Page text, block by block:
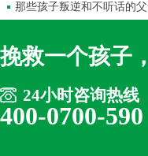
那些孩子叛逆和不听话的
挽救一个孩子
24小时咨询热线
400-0700-590